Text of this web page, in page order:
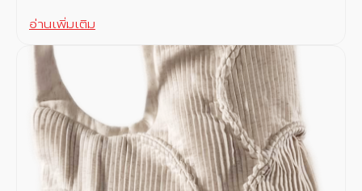
อ่านเพิ่มเติม